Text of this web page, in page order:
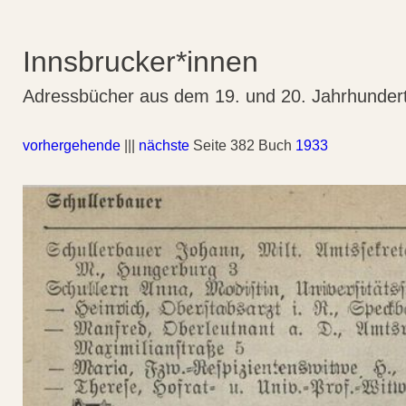
Innsbrucker*innen
Adressbücher aus dem 19. und 20.
vorhergehende nächste Seite 382 Buch 1933